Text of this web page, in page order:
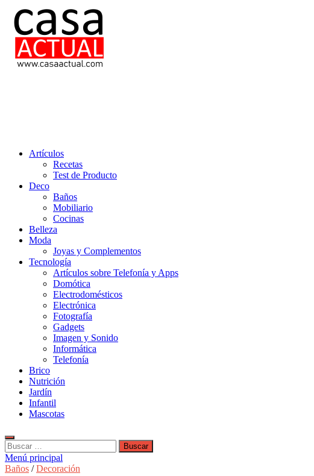
Saltar
contenido
Artículos
Recetas
Test de Producto
Deco
Baños
Mobiliario
Cocinas
Belleza
Moda
Joyas y Complementos
Tecnología
Artículos sobre Telefonía y Apps
Domótica
Electrodomésticos
Electrónica
Fotografía
Gadgets
Imagen y Sonido
Informática
Telefonía
Brico
Nutrición
Jardín
Infantil
Mascotas
Buscar:
Menú principal
Baños /Decoración